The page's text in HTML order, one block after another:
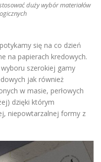
duży wybór materiałów
się na co dzień
na papierach kredowych.
szerokiej gamy
jak również
w masie, perłowych
dzięki którym
niepowtarzalnej formy z